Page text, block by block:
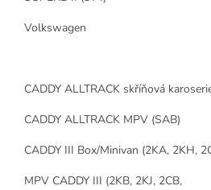
Volkswagen
CADDY ALLTRACK skříňová
CADDY ALLTRACK MPV (SAB)
CADDY III Box/Minivan (2KA, 2KH,
MPV CADDY III (2KB, 2KJ, 2CB,